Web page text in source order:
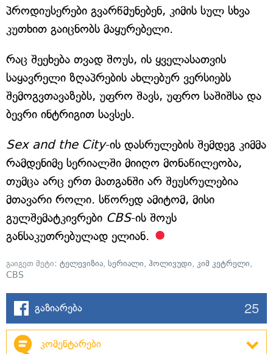
პროდიუსერები გვარწმუნებენ, კიმის სულ სხვა
კუთხით გაიცნობს მაყურებელი.
რაც შეეხება თვად შოუს, ის ყველასათვის
საყავრელი ზღაპრების ახლებურ ვერსიებს
შემოგვთავაზებს, უფრო შავს, უფრო საშიშსა და
ბევრი ინტრიგით სავსეს.
Sex and the City-ის დასრულების შემდეგ კიმმა
რამდენიმე სერიალში მიიღო მონაწილეობა,
თუმცა არც ერთ მათგანში არ შეუსრულებია
მთავარი როლი. სწორედ ამიტომ, მისი
გულშემატკივრები CBS-ის შოუს
განსაკუთრებულად ელიან.
გაიგეთ მეტი: ტელევიზია, სერიალი, ჰოლივუდი, კიმ კეტრელი,
CBS
გაზიარება 25
კომენტარები